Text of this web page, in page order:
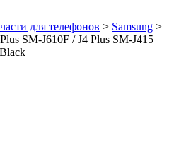
для телефонов > Samsung >
SM-J610F / J4 Plus SM-J415